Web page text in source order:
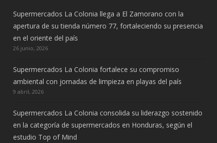
Supermercados La Colonia llega a El Zamorano con la
apertura de su tienda número 77, fortaleciendo su presencia
en el oriente del país
26 junio, 2026
Supermercados La Colonia fortalece su compromiso
ambiental con jornadas de limpieza en playas del país
9 abril, 2026
Supermercados La Colonia consolida su liderazgo sostenido
en la categoría de supermercados en Honduras, según el
estudio Top of Mind